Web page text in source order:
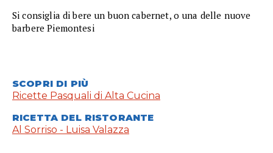
Si consiglia di bere un buon cabernet, o una delle nuove
barbere Piemontesi
SCOPRI DI PIÙ
Ricette Pasquali di Alta Cucina
RICETTA DEL RISTORANTE
Al Sorriso - Luisa Valazza